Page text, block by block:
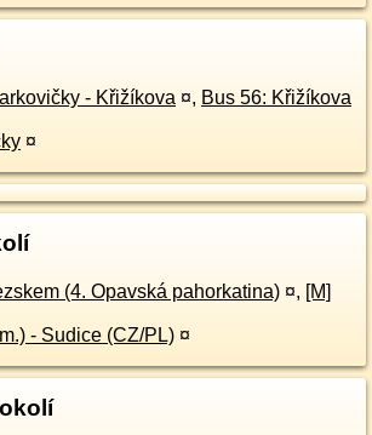
- Křižíkova ¤, Bus 56: Křižíkova
¤
(4. Opavská pahorkatina) ¤, [M]
- Sudice (CZ/PL) ¤